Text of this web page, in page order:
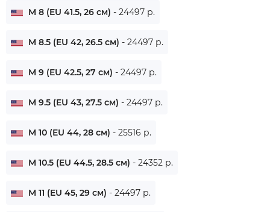
M 8 (EU 41.5, 26 см) - 24497 р.
M 8.5 (EU 42, 26.5 см) - 24497 р.
M 9 (EU 42.5, 27 см) - 24497 р.
M 9.5 (EU 43, 27.5 см) - 24497 р.
M 10 (EU 44, 28 см) - 25516 р.
M 10.5 (EU 44.5, 28.5 см) - 24352 р.
M 11 (EU 45, 29 см) - 24497 р.